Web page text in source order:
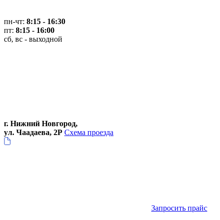
пн-чт: 8:15 - 16:30
пт: 8:15 - 16:00
сб, вс - выходной
г. Нижний Новгород,
ул. Чаадаева, 2Р Схема проезда
Запросить прайс